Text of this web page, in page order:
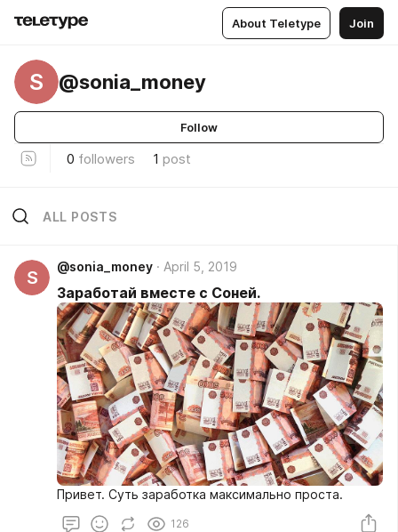
About Teletype Join
S @sonia_money
Follow
0 followers 1 post
ALL POSTS
S
@sonia_money April 5, 2019
Заработай вместе с Соней.
Привет. Суть заработка максимально проста.
126